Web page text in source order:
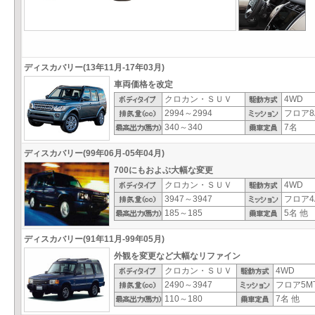
ディスカバリー(13年11月-17年03月)
車両価格を改定
クロカン・ＳＵＶ
4WD
2994～2994
フロア
340～340
7名
ディスカバリー(99年06月-05年04月)
700にもおよぶ大幅な変更
クロカン・ＳＵＶ
4WD
3947～3947
フロア
185～185
5名 他
ディスカバリー(91年11月-99年05月)
外観を変更など大幅なリファイン
クロカン・ＳＵＶ
4WD
2490～3947
フロア
110～180
7名 他